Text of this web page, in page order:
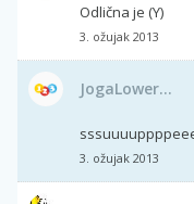
Odlična je (Y)
3. ožujak 2013
JogaLower...
3. ožujak 2013